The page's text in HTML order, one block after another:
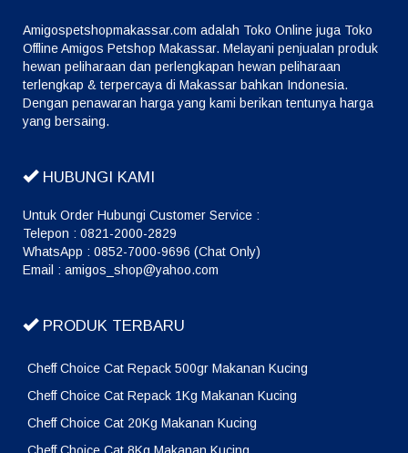
Amigospetshopmakassar.com adalah Toko Online juga Toko
Offline Amigos Petshop Makassar. Melayani penjualan produk
hewan peliharaan dan perlengkapan hewan peliharaan
terlengkap & terpercaya di Makassar bahkan Indonesia.
Dengan penawaran harga yang kami berikan tentunya harga
yang bersaing.
HUBUNGI KAMI
Untuk Order Hubungi Customer Service :
Telepon : 0821-2000-2829
WhatsApp : 0852-7000-9696 (Chat Only)
Email : amigos_shop@yahoo.com
PRODUK TERBARU
Cheff Choice Cat Repack 500gr Makanan Kucing
Cheff Choice Cat Repack 1Kg Makanan Kucing
Cheff Choice Cat 20Kg Makanan Kucing